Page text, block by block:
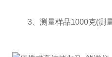
3、测量样品1000克(测量